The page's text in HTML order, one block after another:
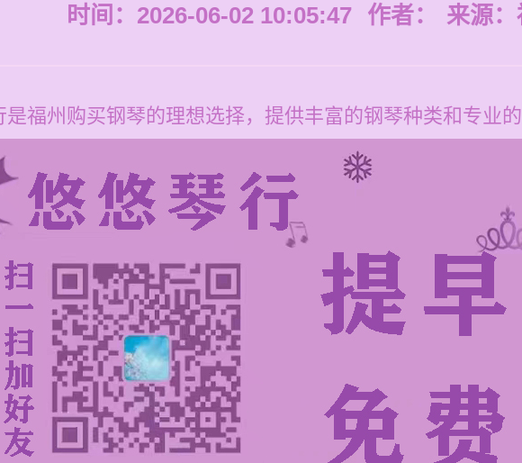
时间：2026-06-02 10:05:47 作者： 来源：
是福州购买钢琴的理想选择，提供丰富的钢琴种类和专业